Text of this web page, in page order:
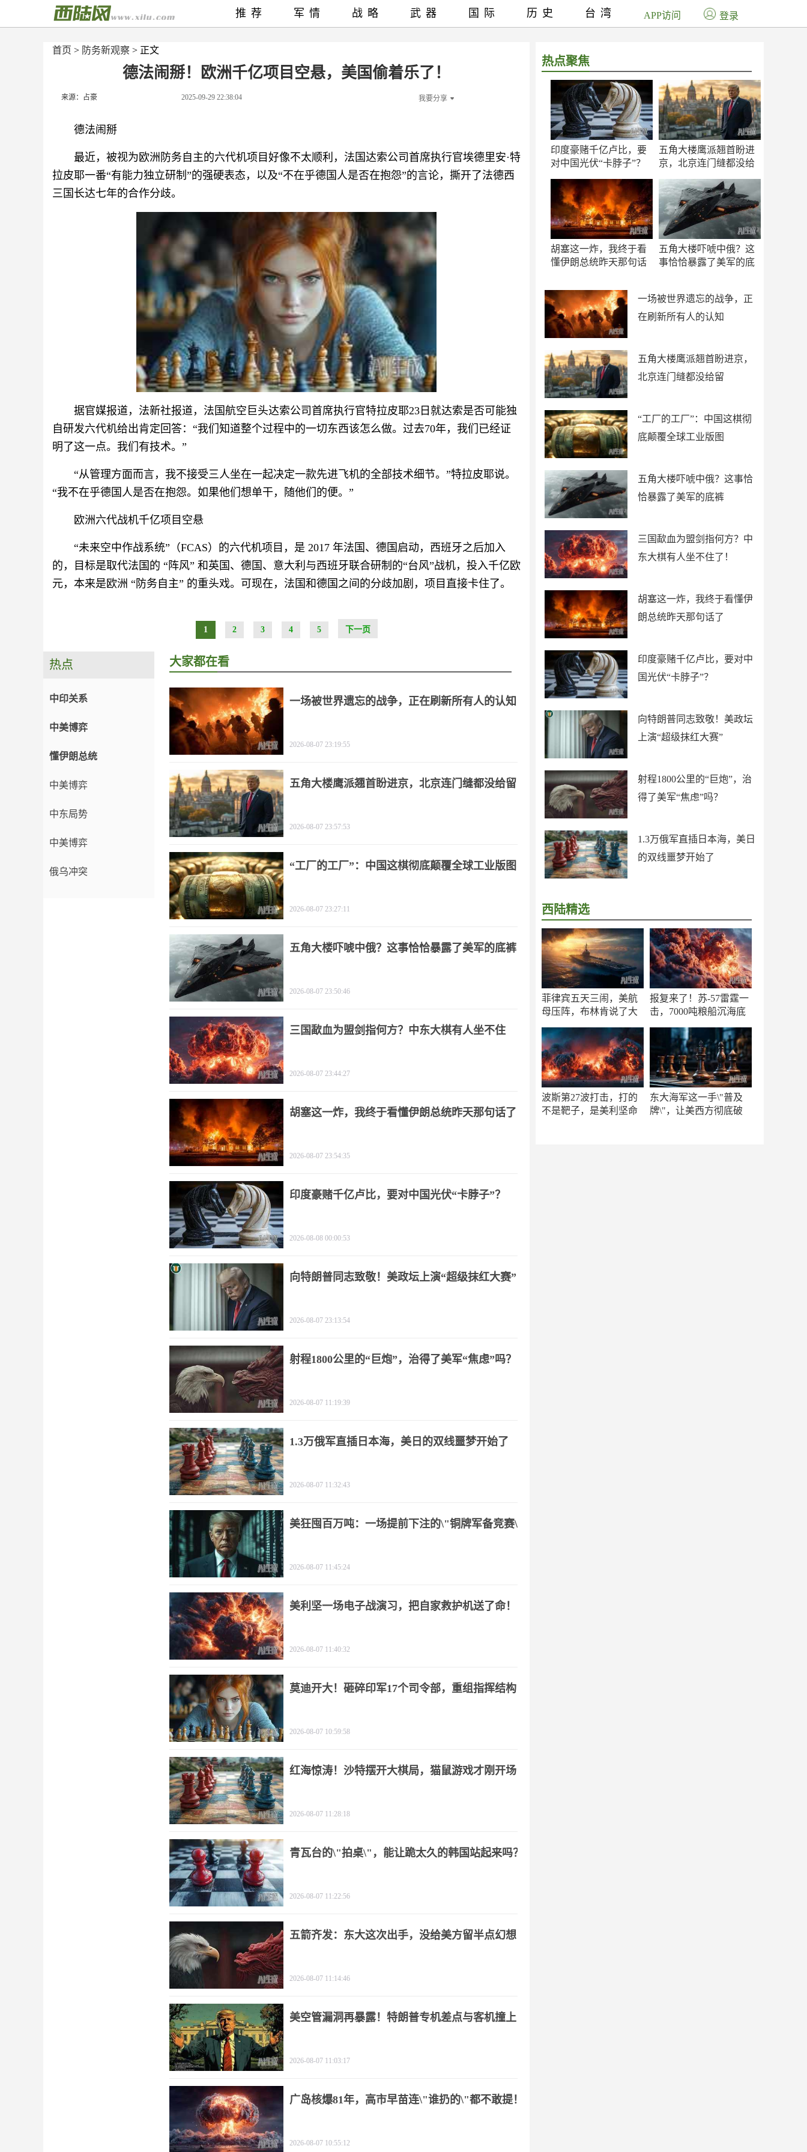
首页 > 防务新观察 > 正文
德法闹掰！欧洲千亿项目空悬，美国偷着乐了！
来源：占豪 2025-09-29 22:38:04 我要分享
德法闹掰
最近，被视为欧洲防务自主的六代机项目好像不太顺利，法国达索公司首席执行官埃德里安·特
拉皮耶一番“有能力独立研制”的强硬表态，以及“不在乎德国人是否在抱怨”的言论，撕开了法德西
三国长达七年的合作分歧。
据官媒报道，法新社报道，法国航空巨头达索公司首席执行官特拉皮耶23日就达索是否可能独
自研发六代机给出肯定回答：“我们知道整个过程中的一切东西该怎么做。过去70年，我们已经证
明了这一点。我们有技术。”
“从管理方面而言，我不接受三人坐在一起决定一款先进飞机的全部技术细节。”特拉皮耶说。
“我不在乎德国人是否在抱怨。如果他们想单干，随他们的便。”
欧洲六代战机千亿项目空悬
“未来空中作战系统”（FCAS）的六代机项目，是 2017 年法国、德国启动，西班牙之后加入
的，目标是取代法国的 “阵风” 和英国、德国、意大利与西班牙联合研制的“台风”战机，投入千亿欧
元，本来是欧洲 “防务自主” 的重头戏。可现在，法国和德国之间的分歧加剧，项目直接卡住了。
1 2 3 4 5 下一页
热点聚焦
印度豪赌千亿卢比，要
对中国光伏“卡脖子”？
五角大楼鹰派翘首盼进
京，北京连门缝都没给
胡塞这一炸，我终于看
懂伊朗总统昨天那句话
五角大楼吓唬中俄？这
事恰恰暴露了美军的底
一场被世界遗忘的战争，正
在刷新所有人的认知
五角大楼鹰派翘首盼进京，
北京连门缝都没给留
“工厂的工厂”：中国这棋彻
底颠覆全球工业版图
五角大楼吓唬中俄？这事恰
恰暴露了美军的底裤
三国歃血为盟剑指何方？中
东大棋有人坐不住了！
胡塞这一炸，我终于看懂伊
朗总统昨天那句话了
印度豪赌千亿卢比，要对中
国光伏“卡脖子”？
向特朗普同志致敬！美政坛
上演“超级抹红大赛”
射程1800公里的“巨炮”，治
得了美军“焦虑”吗？
1.3万俄军直插日本海，美日
的双线噩梦开始了
西陆精选
菲律宾五天三闹，美航
母压阵，布林肯说了大
报复来了！苏-57雷霆一
击，7000吨粮船沉海底
波斯第27波打击，打的
不是靶子，是美利坚命
东大海军这一手\"普及
牌\"，让美西方彻底破
推荐 军情 战略 武器 国际 历史 台湾 APP访问 登录
热点
中印关系
中美博弈
懂伊朗总统
中美博弈
中东局势
中美博弈
俄乌冲突
大家都在看
一场被世界遗忘的战争，正在刷新所有人的认知
2026-08-07 23:19:55
五角大楼鹰派翘首盼进京，北京连门缝都没给留
2026-08-07 23:57:53
“工厂的工厂”：中国这棋彻底颠覆全球工业版图
2026-08-07 23:27:11
五角大楼吓唬中俄？这事恰恰暴露了美军的底裤
2026-08-07 23:50:46
三国歃血为盟剑指何方？中东大棋有人坐不住
2026-08-07 23:44:27
胡塞这一炸，我终于看懂伊朗总统昨天那句话了
2026-08-07 23:54:35
印度豪赌千亿卢比，要对中国光伏“卡脖子”？
2026-08-08 00:00:53
向特朗普同志致敬！美政坛上演“超级抹红大赛”
2026-08-07 23:13:54
射程1800公里的“巨炮”，治得了美军“焦虑”吗？
2026-08-07 11:19:39
1.3万俄军直插日本海，美日的双线噩梦开始了
2026-08-07 11:32:43
美狂囤百万吨：一场提前下注的\"铜牌军备竞赛\"
2026-08-07 11:45:24
美利坚一场电子战演习，把自家救护机送了命！
2026-08-07 11:40:32
莫迪开大！砸碎印军17个司令部，重组指挥结构
2026-08-07 10:59:58
红海惊涛！沙特摆开大棋局，猫鼠游戏才刚开场
2026-08-07 11:28:18
青瓦台的\"拍桌\"，能让跪太久的韩国站起来吗？
2026-08-07 11:22:56
五箭齐发：东大这次出手，没给美方留半点幻想
2026-08-07 11:14:46
美空管漏洞再暴露！特朗普专机差点与客机撞上
2026-08-07 11:03:17
广岛核爆81年，高市早苗连\"谁扔的\"都不敢提！
2026-08-07 10:55:12